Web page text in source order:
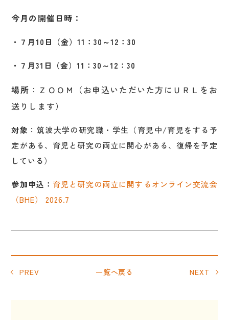
今月の開催日時：
・７月10日（金）11：30～12：30
・７月31日（金）11：30～12：30
場所 ：ＺＯＯＭ（お申込いただいた方にＵＲＬをお
送りします）
対象 ：筑波大学の研究職・学生（育児中/育児をする予
定がある、育児と研究の両立に関心がある、復帰を予定
している）
参加申込： 育児と研究の両立に関するオンライン交流会
（BHE） 2026.7
PREV 一覧へ戻る NEXT